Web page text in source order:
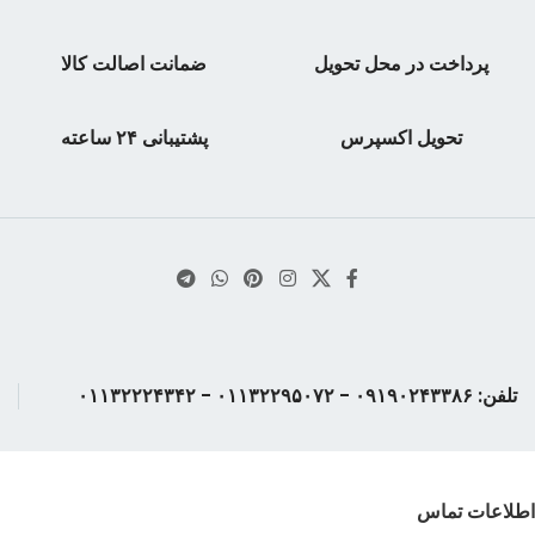
ضمانت اصالت کالا پرداخت در محل تحویل
پشتیبانی ۲۴ ساعته تحویل اکسپرس
تلفن: ۰۹۱۹۰۲۴۳۳۸۶ - ۰۱۱۳۲۲۹۵۰۷۲ - ۰۱۱۳۲۲۲۴۳۴۲
اطلاعات تماس